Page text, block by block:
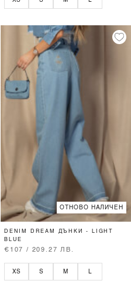
ОТНОВО НАЛИЧЕН
DENIM DREAM ДЪНКИ - LIGHT
BLUE
€107 / 209.27 ЛВ.
XS S M L